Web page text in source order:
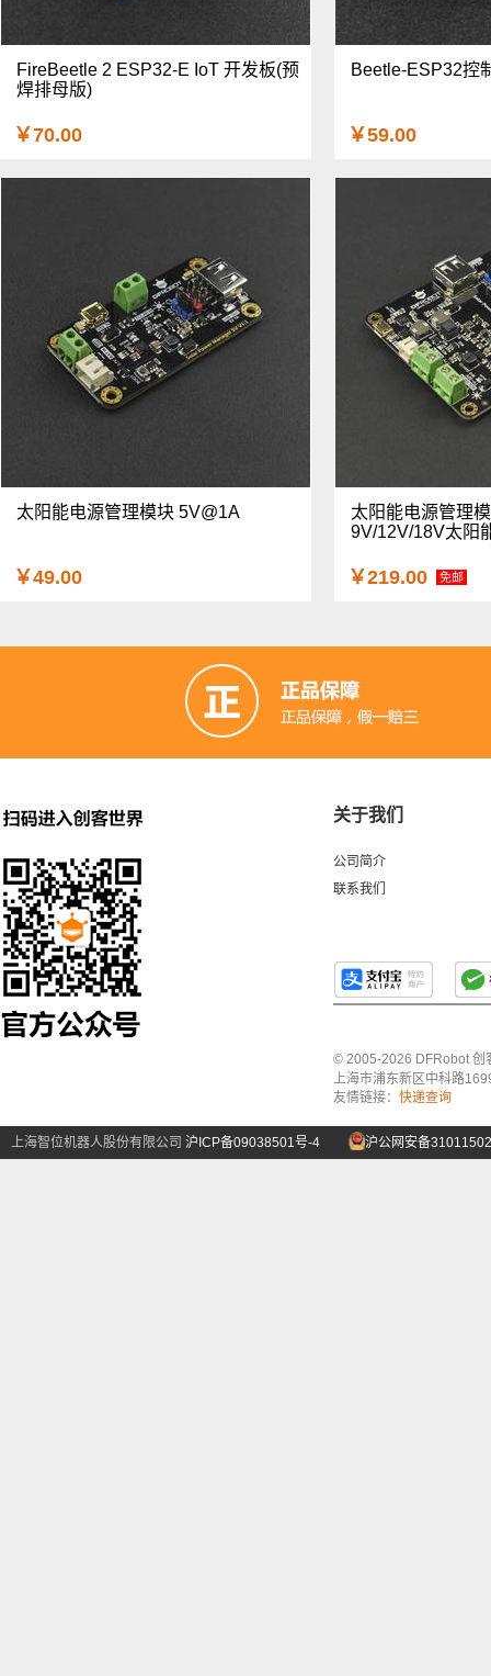
FireBeetle 2 ESP32-E IoT 开发板(预
焊排母版)
￥70.00
Beetle-ESP32控
￥59.00
太阳能电源管理模块 5V@1A
￥49.00
太阳能电源管理
9V/12V/18V太阳
￥219.00 免邮
关于我们
公司简介
联系我们
© 2005-2026 DFRobot 创
上海市浦东新区中科路
友情链接： 快递查询
上海智位机器人股份有限公司 沪ICP备09038501号-4 沪公网安备